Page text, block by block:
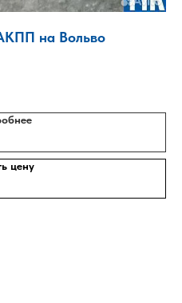
на Вольво
цену